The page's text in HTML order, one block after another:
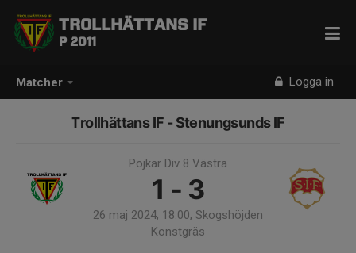
Matcher Logga in
TROLLHÄTTANS IF
P 2011
Trollhättans IF - Stenungsunds IF
Pojkar Div 8 Västra
1 - 3
26 maj 2024, 18:00, Skogshöjden
Konstgräs